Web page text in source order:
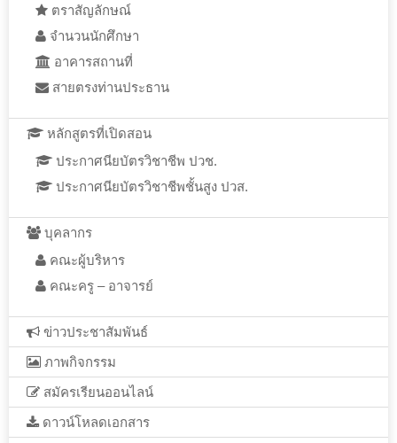
ตราสัญลักษณ์
จำนวนนักศึกษา
อาคารสถานที่
สายตรงท่านประธาน
หลักสูตรที่เปิดสอน
ประกาศนียบัตรวิชาชีพ ปวช.
ประกาศนียบัตรวิชาชีพชั้นสูง ปวส.
บุคลากร
คณะผู้บริหาร
คณะครู – อาจารย์
ข่าวประชาสัมพันธ์
ภาพกิจกรรม
สมัครเรียนออนไลน์
ดาวน์โหลดเอกสาร